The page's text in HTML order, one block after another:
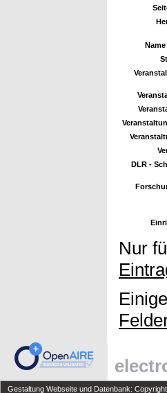
DLR -
Nur
Gestaltung Webseite und Datenbank: